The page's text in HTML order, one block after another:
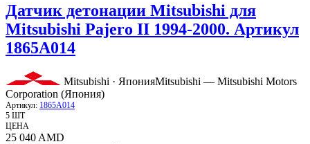
Датчик детонации Mitsubishi для
Mitsubishi Pajero II 1994-2000. Артикул
1865A014
Mitsubishi · ЯпонияMitsubishi — Mitsubishi Motors
Corporation (Япония)
Артикул: 1865A014
5 ШТ
ЦЕНА
25 040 AMD